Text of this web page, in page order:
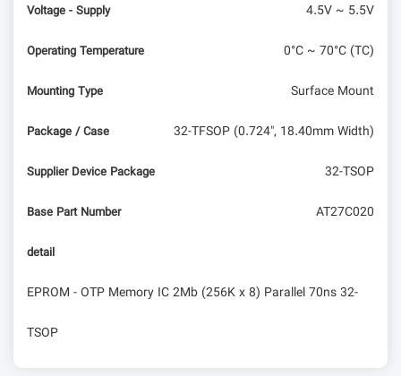
Voltage - Supply 4.5V ~ 5.5V
Operating Temperature 0°C ~ 70°C (TC)
Mounting Type Surface Mount
Package / Case 32-TFSOP (0.724", 18.40mm Width)
Supplier Device Package 32-TSOP
Base Part Number AT27C020
detail
EPROM - OTP Memory IC 2Mb (256K x 8) Parallel 70ns 32-
TSOP